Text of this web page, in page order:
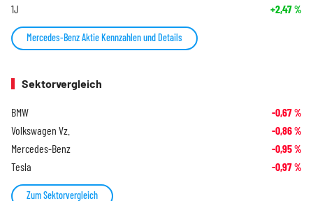
1J +2,47%
Mercedes-Benz Aktie Kennzahlen und Details
Sektorvergleich
BMW -0,67%
Volkswagen Vz. -0,86%
Mercedes-Benz -0,95%
Tesla -0,97%
Zum Sektorvergleich